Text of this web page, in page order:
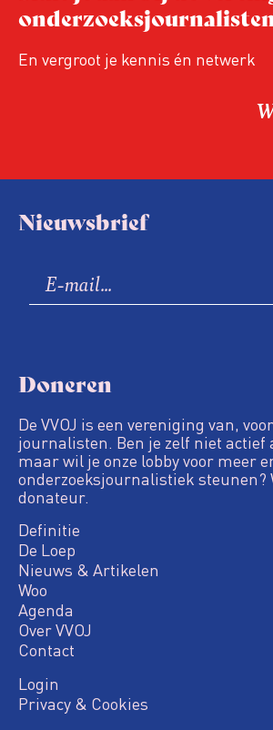
Hoe moet de journalistiek
een steeds onverschilligere
En vergroot je kennis én netwerk
Nieuwsbrief
Doneren
De VVOJ is een vereniging van,
journalisten. Ben je zelf niet
maar wil je onze lobby voor meer
onderzoeksjournalistiek steunen?
donateur.
Definitie
De Loep
Nieuws & Artikelen
Woo
Agenda
Over VVOJ
Contact
Login
Privacy & Cookies